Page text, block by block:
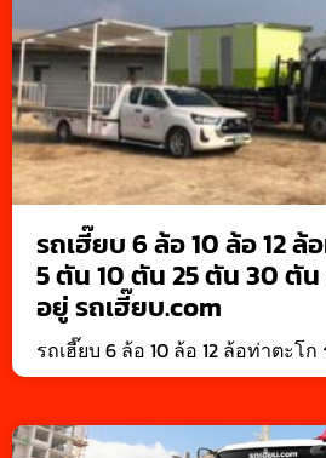
รถเฮี๊ยบ 6 ล้อ 10 ล้อ 12 ล้
5 ตัน 10 ตัน 25 ตัน 30 ตัน
อยู่ รถเฮี๊ยบ.com
รถเฮี๊ยบ 6 ล้อ 10 ล้อ 12 ล้อท่าตะโก